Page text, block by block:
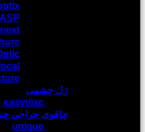
ژل چشمی
easyvisc
چاقوی جراحی
unique